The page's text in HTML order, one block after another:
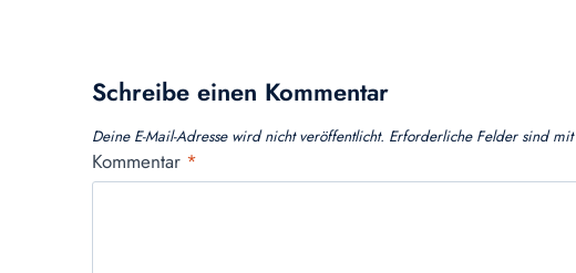
Schreibe einen Kommentar
Deine E-Mail-Adresse wird nicht veröffentlicht. Erforderliche Felder sind mit
Kommentar *